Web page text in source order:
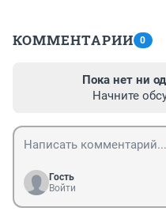
КОММЕНТАРИИ 0
Пока нет ни
Начните
Гость
Войти